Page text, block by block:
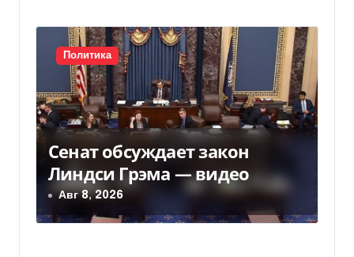
Политика
Сенат обсуждает закон
Линдси Грэма — видео
Авг 8, 2026